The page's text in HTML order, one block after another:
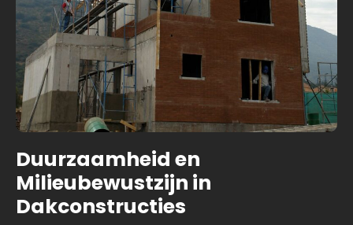
Duurzaamheid en
Milieubewustzijn in
Dakconstructies